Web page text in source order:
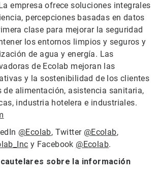
empresa ofrece soluciones integrales
percepciones basadas en datos
clase para mejorar la seguridad
los entornos limpios y seguros y
de agua y energía. Las
de Ecolab mejoran las
y la sostenibilidad de los clientes
de alimentación, asistencia sanitaria,
industria hotelera e industriales.
@Ecolab, Twitter @Ecolab,
y Facebook @Ecolab.
sobre la información